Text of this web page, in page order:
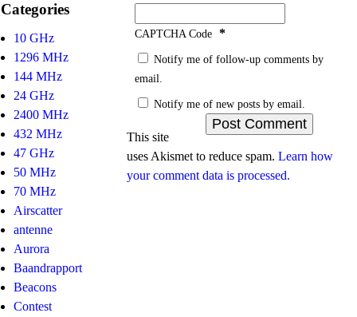
Categories
10 GHz
1296 MHz
144 MHz
24 GHz
2400 MHz
432 MHz
47 GHz
50 MHz
70 MHz
Airscatter
antenne
Aurora
Baandrapport
Beacons
Contest
CAPTCHA Code *
Notify me of follow-up comments by
email.
Notify me of new posts by email.
This site
uses Akismet to reduce spam.Learn how
your comment data is processed.